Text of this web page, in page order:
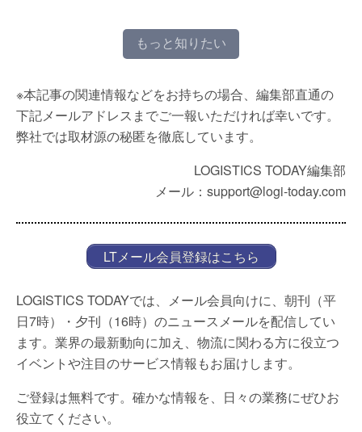
もっと知りたい
※本記事の関連情報などをお持ちの場合、編集部直通の
下記メールアドレスまでご一報いただければ幸いです。
弊社では取材源の秘匿を徹底しています。
LOGISTICS TODAY編集部
メール：support@logi-today.com
LTメール会員登録はこちら
LOGISTICS TODAYでは、メール会員向けに、朝刊（平
日7時）・夕刊（16時）のニュースメールを配信してい
ます。業界の最新動向に加え、物流に関わる方に役立つ
イベントや注目のサービス情報もお届けします。
ご登録は無料です。確かな情報を、日々の業務にぜひお
役立てください。